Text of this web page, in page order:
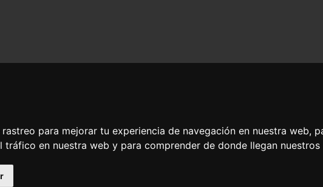
para mejorar tu experiencia de navegación en nuestra web,
tráfico en nuestra web y para comprender de donde llegan